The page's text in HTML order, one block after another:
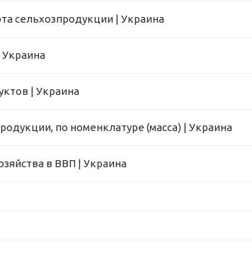
сельхозпродукции | Украина
| Украина
по номенклатуре (масса) | Украина
в ВВП | Украина